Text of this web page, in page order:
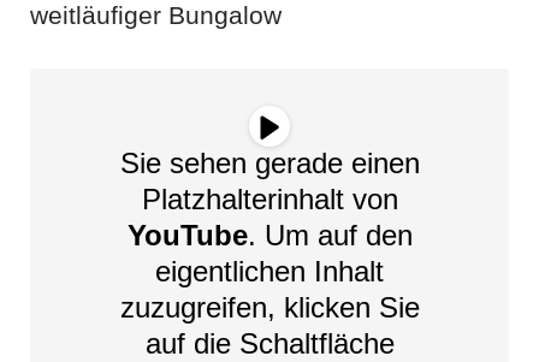
weitläufiger Bungalow
Sie sehen gerade einen
Platzhalterinhalt von
YouTube. Um auf den
eigentlichen Inhalt
zuzugreifen, klicken Sie
auf die Schaltfläche